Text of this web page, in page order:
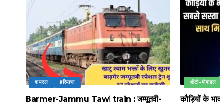
वायरल हरियाणा
Barmer-Jammu Tawi train : जम्मूतवी-
ऑटो-मोबाइल
कौड़ियों के